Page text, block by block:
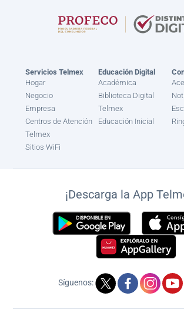
Servicios Telmex
Hogar
Negocio
Empresa
Centros de Atención
Telmex
Sitios WiFi
Educación Digital
Académica
Biblioteca Digital
Telmex
Educación Inicial
¡Descarga la App
Síguenos: